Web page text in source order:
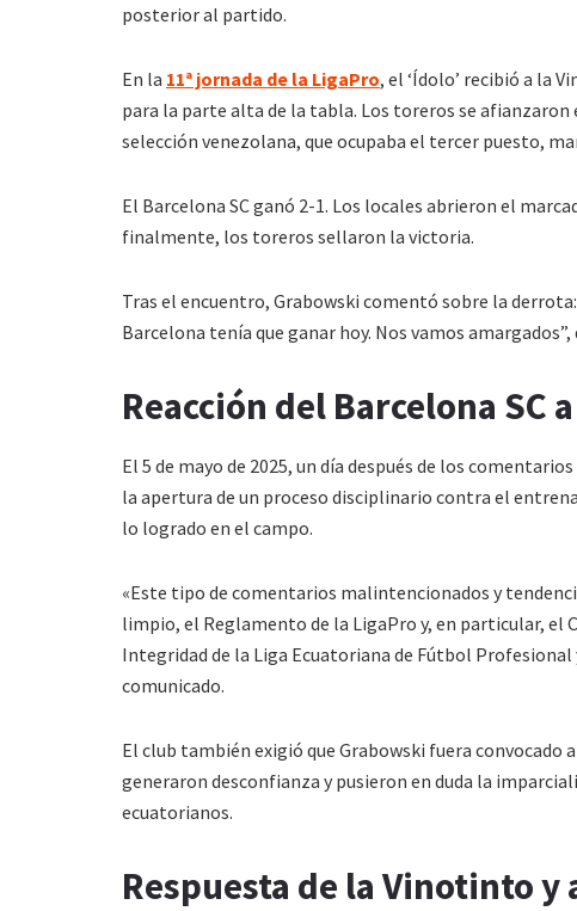
posterior al partido.
En la 11ª jornada de la LigaPro, el ‘Ídolo’ recibió a la
para la parte alta de la tabla. Los toreros se
selección venezolana, que ocupaba el tercer puesto,
El Barcelona SC ganó 2-1. Los locales abrieron el
finalmente, los toreros sellaron la victoria.
Tras el encuentro, Grabowski comentó sobre la
Barcelona tenía que ganar hoy. Nos vamos
Reacción del Barcelona SC
El 5 de mayo de 2025, un día después de los
la apertura de un proceso disciplinario contra el
lo logrado en el campo.
«Este tipo de comentarios malintencionados y
limpio, el Reglamento de la LigaPro y, en particular, el
Integridad de la Liga Ecuatoriana de Fútbol
comunicado.
El club también exigió que Grabowski fuera convocado
generaron desconfianza y pusieron en duda la
ecuatorianos.
Respuesta de la Vinotinto y